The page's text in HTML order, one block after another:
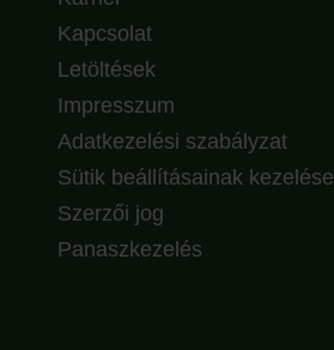
Kapcsolat
Letöltések
Impresszum
Adatkezelési szabályzat
Sütik beállításainak kezelése
Szerzői jog
Panaszkezelés